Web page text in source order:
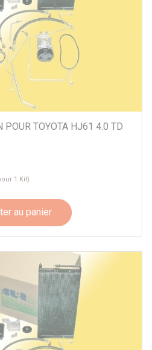
POUR TOYOTA HJ61 4.0 TD
1 Kit)
au panier